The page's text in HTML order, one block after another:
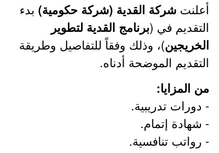
أعلنت شركة القدية (شركة حكومية) بدء
التقديم في (برنامج القدية لتطوير
الخريجين)، وذلك وفقاً للتفاصيل وطريقة
التقديم الموضحة أدناه.
من المزايا:
- دورات تدريبية.
- شهادة إتمام.
- رواتب تنافسية.